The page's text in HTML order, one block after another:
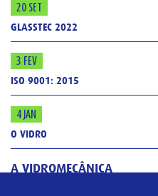
20 SET
GLASSTEC 2022
3 FEV
ISO 9001: 2015
4 JAN
O VIDRO
A VIDROMECÂNICA